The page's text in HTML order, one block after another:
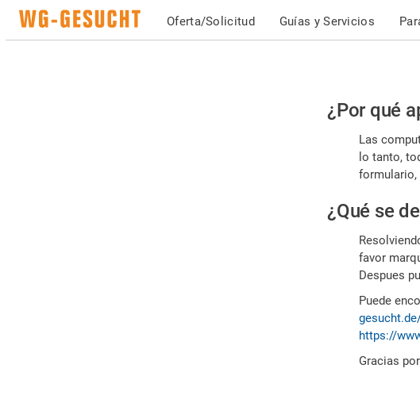
Oferta/Solicitud Guías y Servicios
Por
favor,
confirme
es
humano
¿Por qué
Las
lo tanto,
formulario,
¿Qué se
favor
Despues
Puede
https://
Gracias